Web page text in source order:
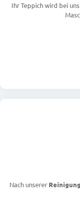
Ihr Teppich wird bei
Nach unserer Reinigung